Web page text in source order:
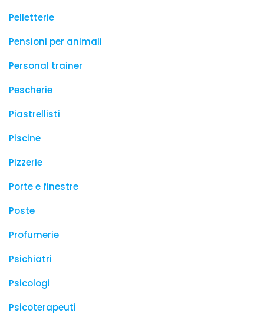
Pelletterie
Pensioni per animali
Personal trainer
Pescherie
Piastrellisti
Piscine
Pizzerie
Porte e finestre
Poste
Profumerie
Psichiatri
Psicologi
Psicoterapeuti